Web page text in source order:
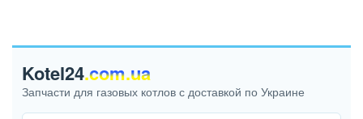
Kotel24.com.ua
Запчасти для газовых котлов с доставкой по Украине